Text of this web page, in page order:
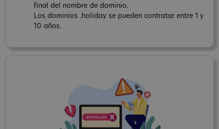
final del nombre de dominio.
Los dominios .holiday se pueden contratar entre 1 y
10 años.